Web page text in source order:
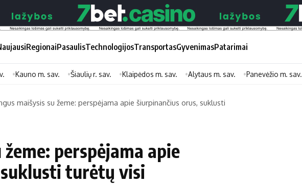
RegionaiPasaulisTechnologijosTransportasGyvenimasPatarimai
Kauno miesto
Klaipėdos miesto
Kauno m. sav. Šiaulių r. sav. Klaipėdos m. sav. Alytaus m. sav. Panevėžio m. sav.
maišysis su žeme: perspėjama apie šiurpinančius orus, suklusti
perspėjama apie
turėtų visi